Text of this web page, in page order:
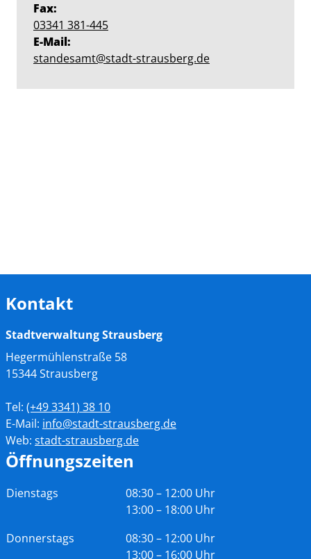
Fax:
03341 381-445
E-Mail:
standesamt@stadt-strausberg.de
Kontakt
Stadtverwaltung Strausberg
Hegermühlenstraße 58
15344 Strausberg
Tel: (+493341) 38 10
E-Mail: info@stadt-strausberg.de
Web: stadt-strausberg.de
Öffnungszeiten
TagZeiten
Dienstags
08:30 – 12:00 Uhr
13:00 – 18:00 Uhr
Donnerstags
08:30 – 12:00 Uhr
13:00 – 16:00 Uhr